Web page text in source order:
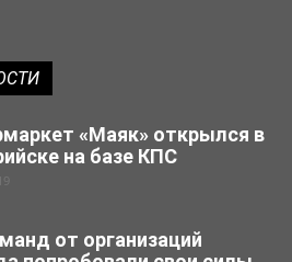
«Маяк» открылся в
на базе КПС
от организаций